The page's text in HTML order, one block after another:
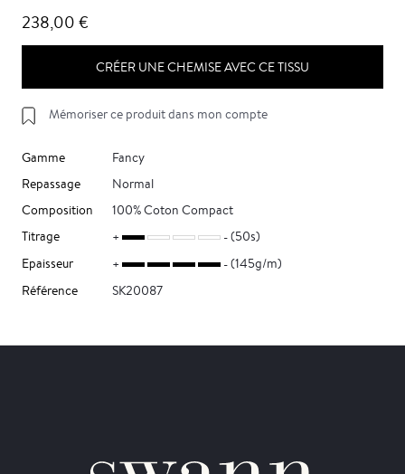
238,00 €
CRÉER UNE CHEMISE AVEC CE TISSU
Mémoriser ce produit dans mon compte
Gamme
Fancy
Repassage
Normal
Composition
100% Coton Compact
Titrage
(50s)
Epaisseur
(145g/m)
Référence
SK20087